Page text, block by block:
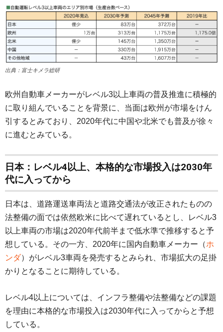
出典：富士キメラ総研
欧州自動車メーカーがレベル3以上車両の普及推進に積極的
に取り組んでいることを背景に、当面は欧州が市場をけん
引するとみており、2020年代に中国や北米でも普及が徐々
に進むとみている。
日本：レベル4以上、本格的な市場投入は2030年
代に入ってから
日本は、道路運送車両法と道路交通法が改正されたものの
法整備の面では依然欧米に比べて遅れているとし、レベル3
以上車両の市場は2020年代前半まで低水準で推移すると予
想している。その一方、2020年に国内自動車メーカー（ホ
ンダ）がレベル3車両を発売するとみられ、市場拡大の足掛
かりとなることに期待している。
レベル4以上については、インフラ整備や法整備などの課題
を理由に本格的な市場投入は2030年代に入ってからと予想
している。